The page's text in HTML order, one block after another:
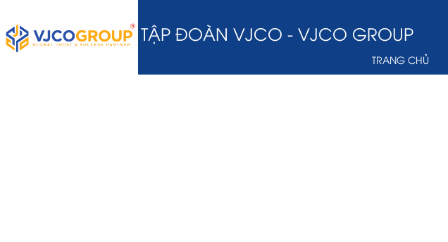
TẬP ĐOÀN VJCO - VJCO GROUP
TRANG CHỦ